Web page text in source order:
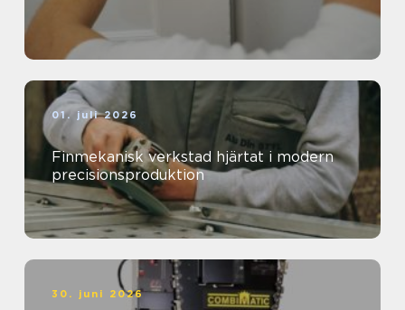
01. juli 2026
Finmekanisk verkstad hjärtat i modern
precisionsproduktion
30. juni 2026